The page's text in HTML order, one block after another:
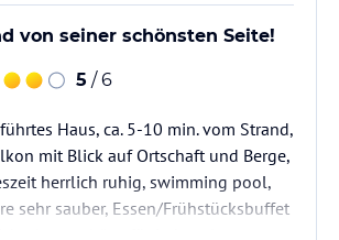
von seiner schönsten Seite!
5 / 6
Haus, ca. 5-10 min. vom Strand,
mit Blick auf Ortschaft und Berge,
herrlich ruhig, swimming pool,
sehr sauber, Essen/Frühstücksbuffet